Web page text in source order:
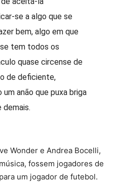
se a algo que se
bem, algo em que
tem todos os
quase circense de
de deficiente,
anão que puxa briga
demais.
Wonder e Andrea Bocelli,
fossem jogadores de
um jogador de futebol.